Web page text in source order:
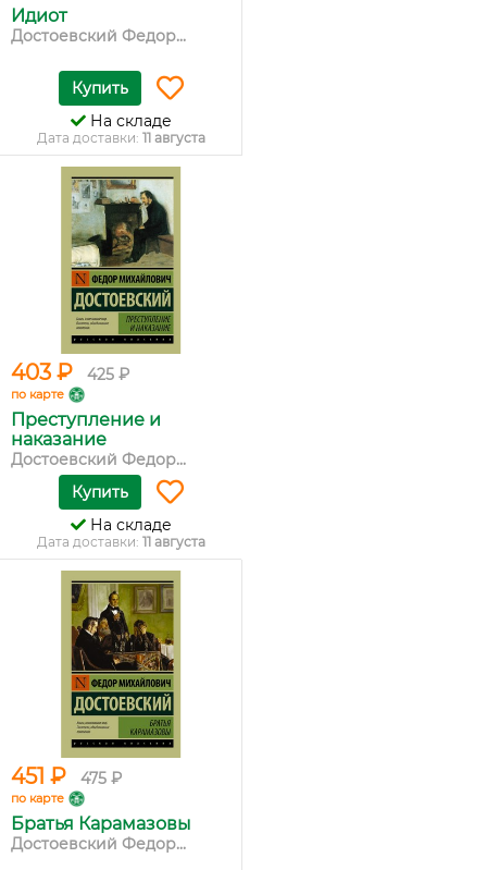
Идиот
Достоевский Федор...
Купить
На складе
Дата доставки: 11 августа
403 ₽ 425 ₽
по карте
Преступление и
наказание
Достоевский Федор...
Купить
На складе
Дата доставки: 11 августа
451 ₽ 475 ₽
по карте
Братья Карамазовы
Достоевский Федор...